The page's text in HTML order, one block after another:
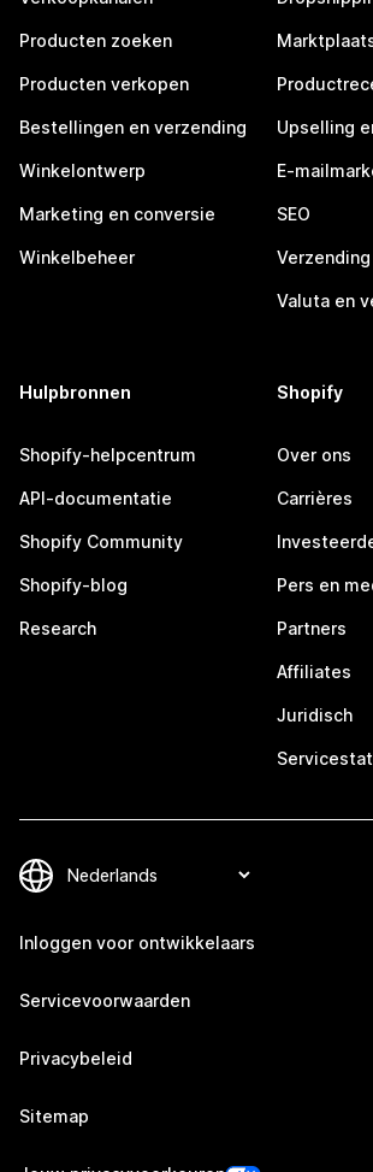
Producten zoeken
Producten verkopen
Bestellingen en verzending
Winkelontwerp
Marketing en conversie
Winkelbeheer
Upselling
E-
SEO
Verzending
Valuta en
Hulpbronnen
Shopify-helpcentrum
API-documentatie
Shopify Community
Shopify-blog
Research
Shopify
Over ons
Carrières
Pers en
Partners
Affiliates
Juridisch
Inloggen voor ontwikkelaars
Servicevoorwaarden
Privacybeleid
Sitemap